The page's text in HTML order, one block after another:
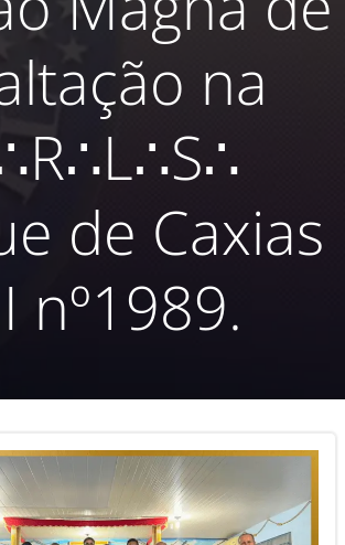
na
de Caxias
nº1989.